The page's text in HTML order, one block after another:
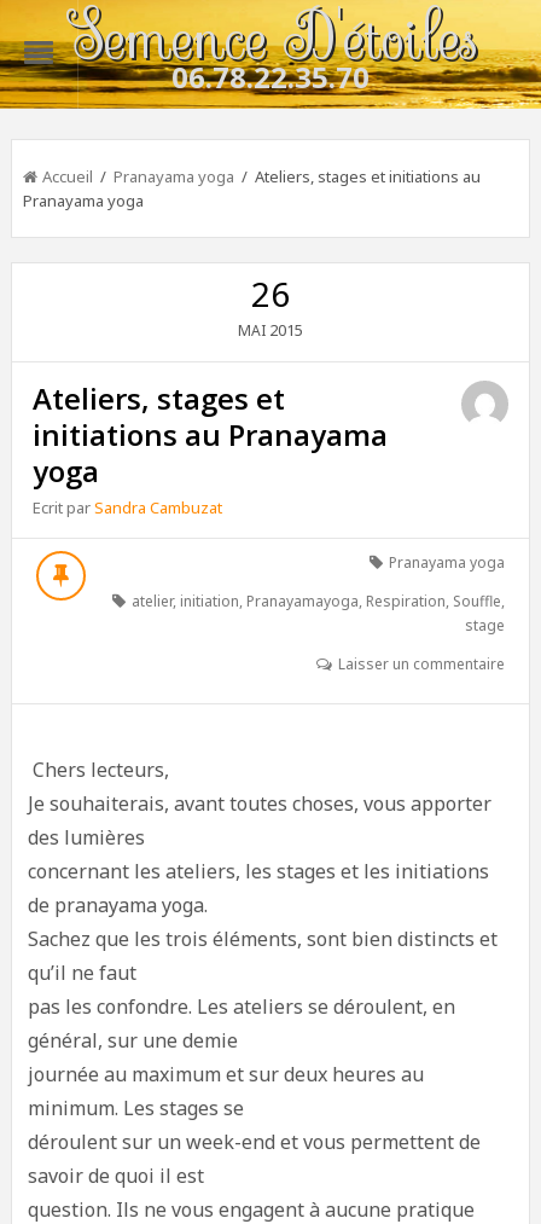
Semence D'étoiles
06.78.22.35.70
Accueil / Pranayama yoga / Ateliers, stages et initiations au
Pranayama yoga
26
MAI 2015
Ateliers, stages et
initiations au Pranayama
yoga
Ecrit parSandra Cambuzat
Pranayama yoga
atelier, initiation, Pranayamayoga, Respiration, Souffle,
stage
Laisser un commentaire
Chers lecteurs,
Je souhaiterais, avant toutes choses, vous apporter
des lumières
concernant les ateliers, les stages et les initiations
de pranayama yoga.
Sachez que les trois éléments, sont bien distincts et
qu’il ne faut
pas les confondre. Les ateliers se déroulent, en
général, sur une demie
journée au maximum et sur deux heures au
minimum. Les stages se
déroulent sur un week-end et vous permettent de
savoir de quoi il est
question. Ils ne vous engagent à aucune pratique